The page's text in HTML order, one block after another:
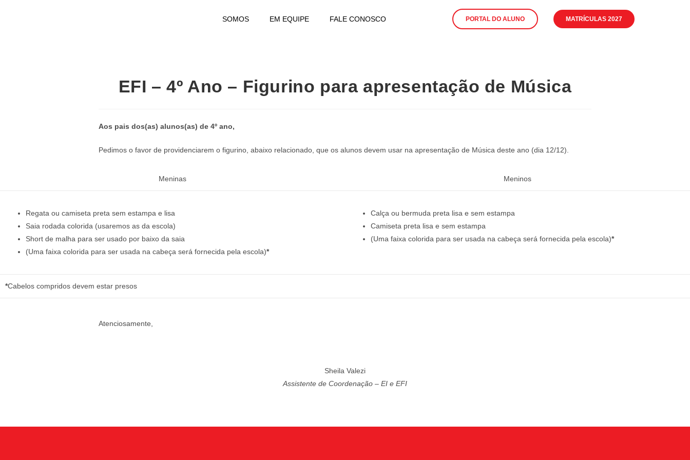
SOMOS EM EQUIPE FALE CONOSCO PORTAL DO ALUNO MATRÍCULAS 2027
EFI – 4º Ano – Figurino para apresentação de Música
Aos pais dos(as) alunos(as) de 4º ano,
Pedimos o favor de providenciarem o figurino, abaixo relacionado, que os alunos devem usar na apresentação de Música deste ano (dia 12/12).
Meninas Meninos
Regata ou camiseta preta sem estampa e lisa
Saia rodada colorida (usaremos as da escola)
Short de malha para ser usado por baixo da saia
(Uma faixa colorida para ser usada na cabeça será fornecida pela escola)*
Calça ou bermuda preta lisa e sem estampa
Camiseta preta lisa e sem estampa
(Uma faixa colorida para ser usada na cabeça será fornecida pela escola)*
*Cabelos compridos devem estar presos
Atenciosamente,
Sheila Valezi
Assistente de Coordenação – EI e EFI